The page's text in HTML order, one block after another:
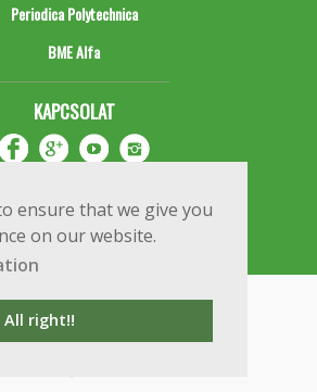
ensure that we give you
on our website.
All right!!
Periodica Polytechnica
BME Alfa
KAPCSOLAT
© 2020 BME Építőmérnöki Kar
Budapest, Műegyetem rkp. 3.